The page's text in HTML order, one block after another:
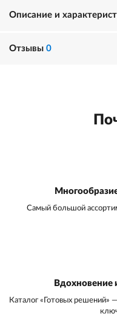
Описание и
Отзывы 0
Самый большой
Вдохновение
Каталог «Готовых решений»